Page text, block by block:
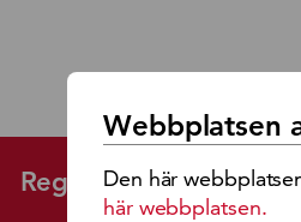
Regional utveckling
Webbplatsen
Den här
här webbplatsen.